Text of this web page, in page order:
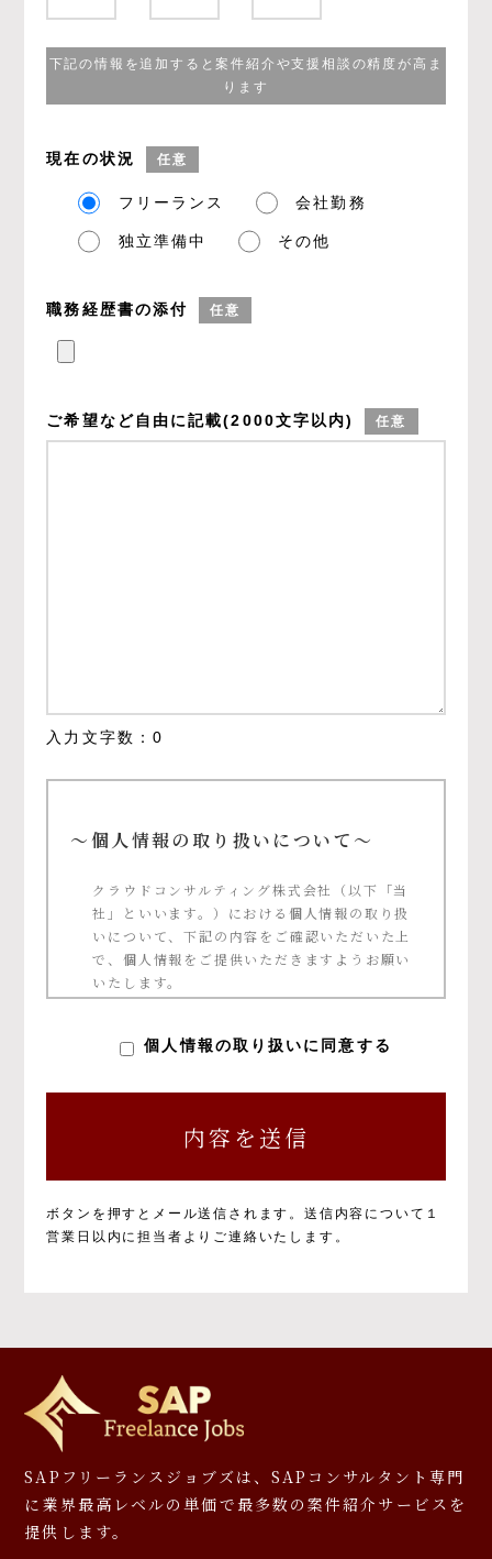
下記の情報を追加すると案件紹介や支援相談の精度が高ま
ります
現在の状況 任意
フリーランス 会社勤務
独立準備中 その他
職務経歴書の添付 任意
ご希望など自由に記載(2000文字以内) 任意
入力文字数： 0
～個人情報の取り扱いについて～
クラウドコンサルティング株式会社（以下「当
社」といいます。）における個人情報の取り扱
いについて、下記の内容をご確認いただいた上
で、個人情報をご提供いただきますようお願い
いたします。
以下のとおりです。
③ご本人の承諾に基づく、当社サービス利用
企業への個人情報提供
ー等への応募、プレゼント発送等
※お預かりした書類については、一部お返しで
きないことがありますのでご了承ください。
個人情報を提供しなかった場合に生じる結
果について
必要となる項目を入力いただかない場合は、本
個人情報の取り扱いに同意する
ボタンを押すとメール送信されます。 送信内容について１
営業日以内に担当者よりご連絡いたします。
SAPフリーランスジョブズは、SAPコンサルタント専門
に 業界最高レベルの単価で最多数の案件紹介サービスを
提供します。